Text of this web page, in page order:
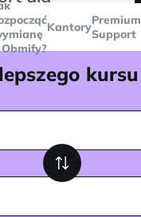
$5000
KantoryPremium
Support
kursu